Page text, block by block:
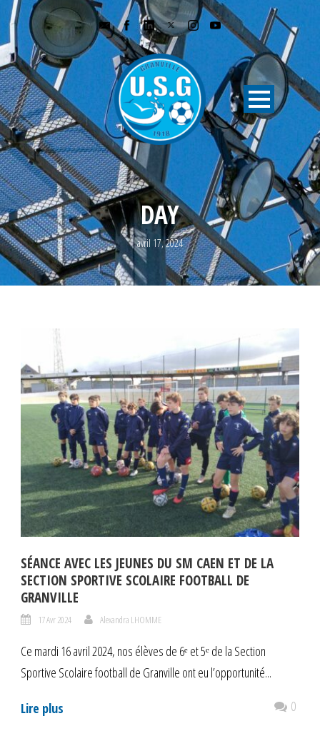
DAY
avril 17, 2024
SÉANCE AVEC LES JEUNES DU SM CAEN ET DE LA
SECTION SPORTIVE SCOLAIRE FOOTBALL DE
GRANVILLE
17 Avr 2024 Alexandra LHOMME
Ce mardi 16 avril 2024, nos élèves de 6ᵉ et 5ᵉ de la Section
Sportive Scolaire football de Granville ont eu l’opportunité...
Lire plus 0